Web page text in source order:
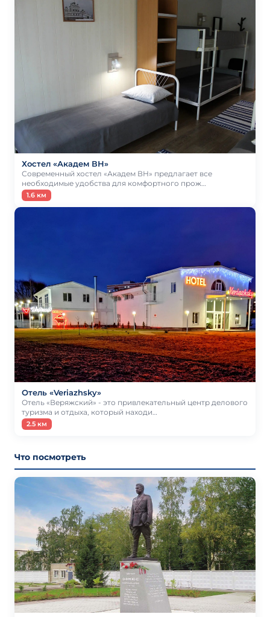
Хостел «Академ ВН»
Современный хостел «Академ ВН» предлагает все
необходимые удобства для комфортного прож…
1.6 км
Отель «Veriazhsky»
Отель «Веряжский» - это привлекательный центр делового
туризма и отдыха, который находи…
2.5 км
Что посмотреть